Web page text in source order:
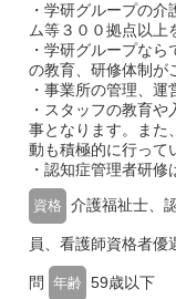
・学研グループの
ム等３００拠点以上
・学研グループな
の教育、研修体制が
・事業所の管理、運
・スタッフの教育
事となります。ま
動も積極的に行って
・認知症管理者研修
資格 介護福祉士、
員、看護師資格者優
問 年齢 59歳以下